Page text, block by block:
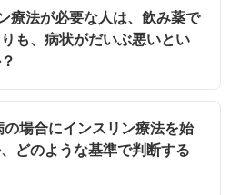
法が必要な人は、飲み薬で
も、病状がだいぶ悪いとい
場合にインスリン療法を始
どのような基準で判断する